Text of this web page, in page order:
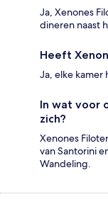
Ja, Xenones
dineren naast
Heeft
Ja, elke kamer
In wat voor
zich?
Xenones
van Santorini
Wandeling.